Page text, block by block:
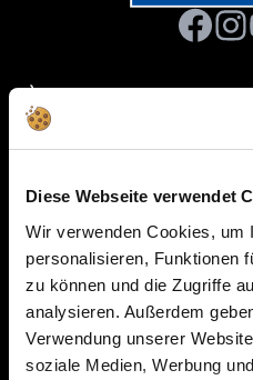
Diese Webseite verwendet
Wir verwenden Cookies, um
personalisieren, Funktionen
zu können und die Zugriffe
analysieren. Außerdem
Verwendung unserer
soziale Medien, Werbung
À propos de nous
À propos de Revell
Presse
Histoire
Récompenses
Carrière